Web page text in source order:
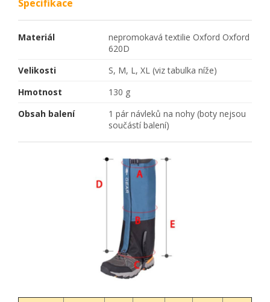
Specifikace
Materiál
nepromokavá textilie Oxford Oxford
620D
Velikosti
S, M, L, XL (viz tabulka níže)
Hmotnost
130 g
Obsah balení
1 pár návleků na nohy (boty nejsou
součástí balení)